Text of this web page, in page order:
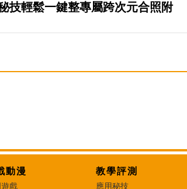
技輕鬆一鍵整專屬跨次元合照附
動漫
戲
教學評測
應用秘技